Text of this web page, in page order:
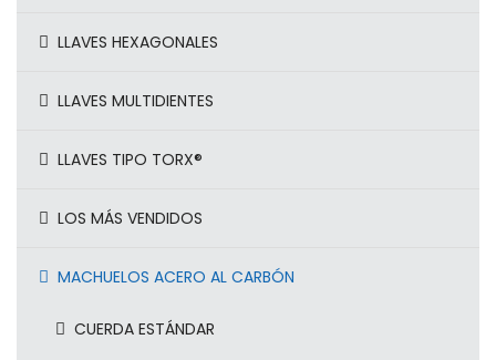
LLAVES HEXAGONALES
LLAVES MULTIDIENTES
LLAVES TIPO TORX®
LOS MÁS VENDIDOS
MACHUELOS ACERO AL CARBÓN
CUERDA ESTÁNDAR